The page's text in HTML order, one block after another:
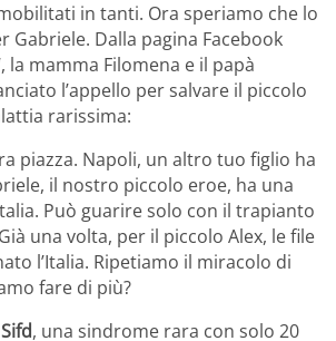
in tanti. Ora speriamo che lo
Gabriele. Dalla pagina Facebook
la mamma Filomena e il papà
l’appello per salvare il piccolo
rarissima:
piazza. Napoli, un altro tuo figlio ha
il nostro piccolo eroe, ha una
Può guarire solo con il trapianto
una volta, per il piccolo Alex, le file
l’Italia. Ripetiamo il miracolo di
fare di più?
Sifd, una sindrome rara con solo 20